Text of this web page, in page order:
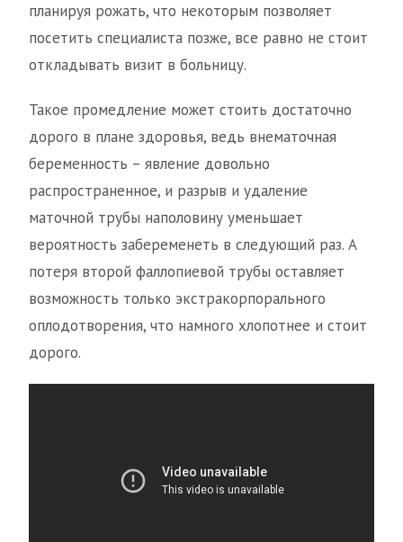
планируя рожать, что некоторым позволяет
посетить специалиста позже, все равно не стоит
откладывать визит в больницу.
Такое промедление может стоить достаточно
дорого в плане здоровья, ведь внематочная
беременность – явление довольно
распространенное, и разрыв и удаление
маточной трубы наполовину уменьшает
вероятность забеременеть в следующий раз. А
потеря второй фаллопиевой трубы оставляет
возможность только экстракорпорального
оплодотворения, что намного хлопотнее и стоит
дорого.